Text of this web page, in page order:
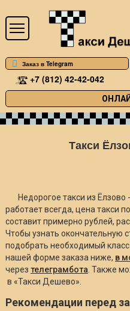
Заказ в Telegram
+7 (812) 42-42-042
Такси
Недорогое такси из
работает всегда, цена такси
составит примерно рублей,
Чтобы узнать окончательную
подобрать необходимый
нашей форме заказа ниже, в
через телеграмбота . Также
в «Такси Дешево».
Рекомендации перед